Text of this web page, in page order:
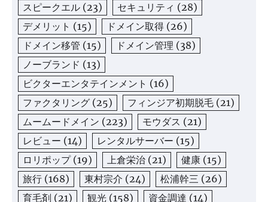
スピークエル (23) セキュリティ (28)
デメリット (15) ドメイン取得 (26)
ドメイン移管 (15) ドメイン管理 (38)
ノーブランド (13)
ビクターエンタテインメント (16)
ファクタリング (25) フィンジア初期脱毛 (21)
ムームードメイン (223) モウダス (21)
レビュー (14) レンタルサーバー (15)
ロリポップ(19) 上倉栄治 (21) 健康 (15)
旅行 (168) 東村宗介 (24) 松浦幹三 (26)
育毛剤 (21) 観光 (158) 資金調達 (14)